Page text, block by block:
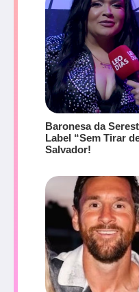
Baronesa da
Label “Sem Tirar
Salvador!